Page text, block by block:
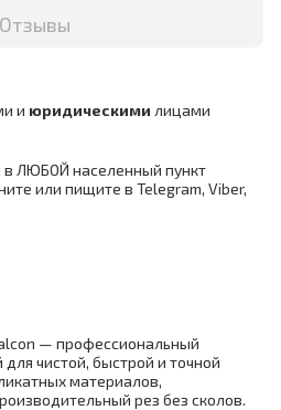
Отзывы
и юридическими лицами
в ЛЮБОЙ населенный пункт
или пищите в Telegram, Viber,
— профессиональный
чистой, быстрой и точной
материалов,
рез без сколов.